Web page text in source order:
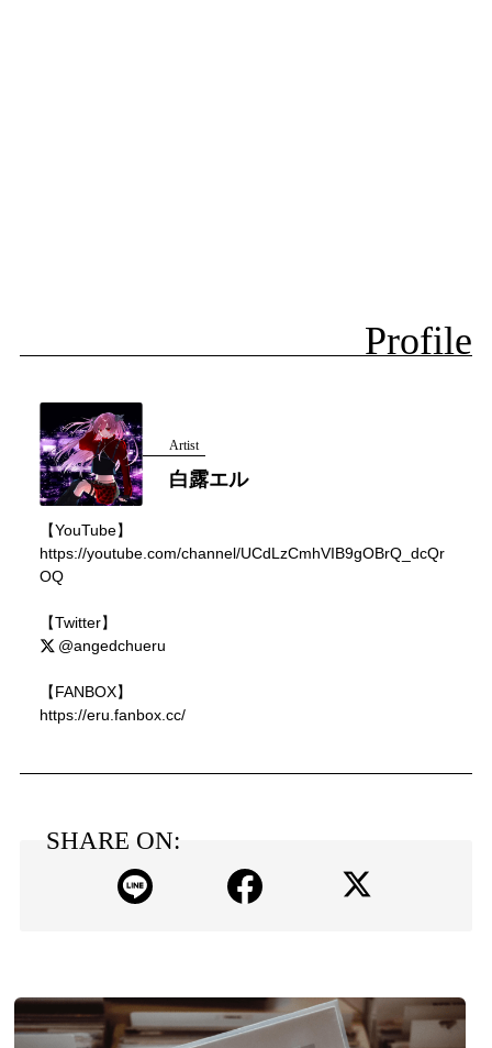
Profile
Artist
白露エル
【YouTube】
https://youtube.com/channel/UCdLzCmhVIB9gOBrQ_dcQr
OQ
【Twitter】
@angedchueru
【FANBOX】
https://eru.fanbox.cc/
SHARE ON: